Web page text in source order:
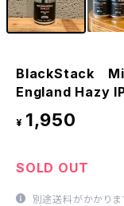
BlackStack
England Hazy IPA
¥ 1,950
SOLD OUT
別途送料がかかりま